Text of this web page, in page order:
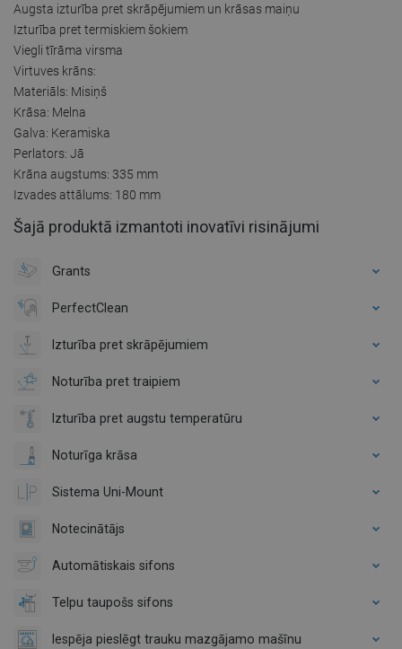
Augsta izturība pret skrāpējumiem un krāsas maiņu
Izturība pret termiskiem šokiem
Viegli tīrāma virsma
Virtuves krāns:
Materiāls: Misiņš
Krāsa: Melna
Galva: Keramiska
Perlators: Jā
Krāna augstums: 335 mm
Izvades attālums: 180 mm
Šajā produktā izmantoti inovatīvi risinājumi
Grants
PerfectClean
Izturība pret skrāpējumiem
Noturība pret traipiem
Izturība pret augstu temperatūru
Noturīga krāsa
Sistema Uni-Mount
Notecinātājs
Automātiskais sifons
Telpu taupošs sifons
Iespēja pieslēgt trauku mazgājamo mašīnu